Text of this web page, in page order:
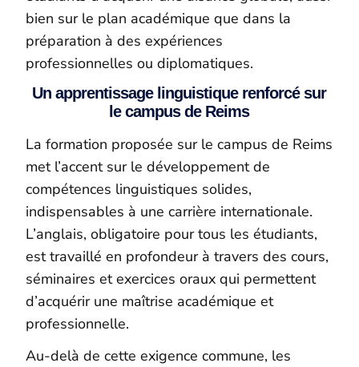
bien sur le plan académique que dans la
préparation à des expériences
professionnelles ou diplomatiques.
Un apprentissage linguistique renforcé sur
le campus de Reims
La formation proposée sur le campus de Reims
met l’accent sur le développement de
compétences linguistiques solides,
indispensables à une carrière internationale.
L’anglais, obligatoire pour tous les étudiants,
est travaillé en profondeur à travers des cours,
séminaires et exercices oraux qui permettent
d’acquérir une maîtrise académique et
professionnelle.
Au-delà de cette exigence commune, les